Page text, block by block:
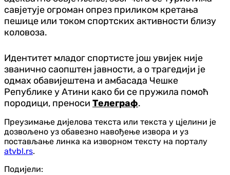
савјетује огроман опрез приликом кретања
пешице или током спортских активности близу
коловоза.
Идентитет младог спортисте још увијек није
званично саопштен јавности, а о трагедији је
одмах обавијештена и амбасада Чешке
Републике у Атини како би се пружила помоћ
породици, преноси Телеграф.
Преузимање дијелова текста или текста у цјелини је
дозвољено уз обавезно навођење извора и уз
постављање линка ка изворном тексту на порталу
atvbl.rs.
Подијели: